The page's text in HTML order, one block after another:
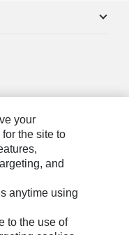
your
the site to
and
anytime using
to the use of